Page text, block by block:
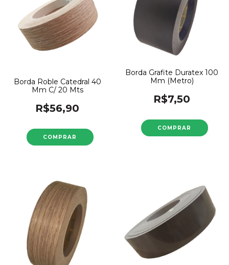
Borda Roble Catedral 40
Mm C/ 20 Mts
R$56,90
Borda Grafite Duratex 100
Mm (Metro)
R$7,50